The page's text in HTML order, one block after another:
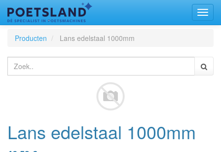
Producten
Lans edelstaal 1000mm
Lans edelstaal 1000mm